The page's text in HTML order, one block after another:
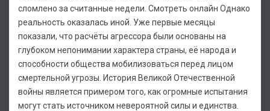
сломлено за считанные недели. Смотреть онлайн Однако
реальность оказалась иной. Уже первые месяцы
показали, что расчёты агрессора были основаны на
глубоком непонимании характера страны, её народа и
способности общества мобилизоваться перед лицом
смертельной угрозы. История Великой Отечественной
войны является примером того, как огромные испытания
могут стать источником невероятной силы и единства.